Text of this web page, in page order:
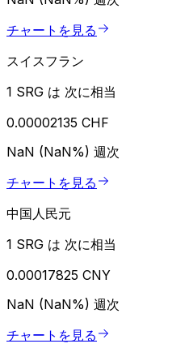
チャートを見る
スイスフラン
1 SRG は 次に相当
0.00002135 CHF
NaN (NaN%) 週次
チャートを見る
中国人民元
1 SRG は 次に相当
0.00017825 CNY
NaN (NaN%) 週次
チャートを見る